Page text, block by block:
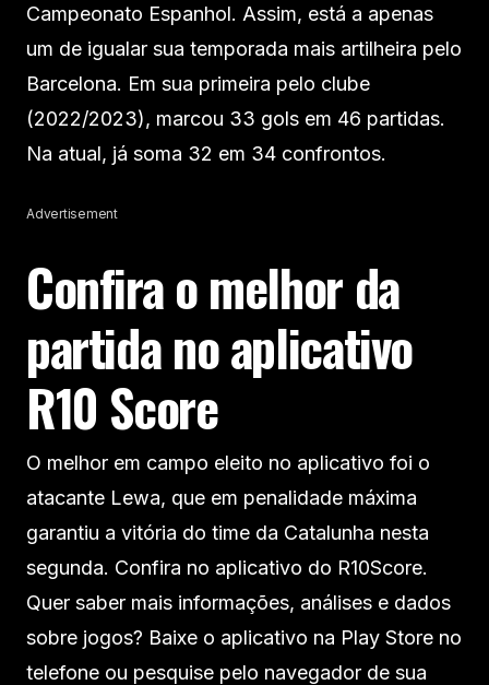
Campeonato Espanhol. Assim, está a apenas
um de igualar sua temporada mais artilheira pelo
Barcelona. Em sua primeira pelo clube
(2022/2023), marcou 33 gols em 46 partidas.
Na atual, já soma 32 em 34 confrontos.
Advertisement
Confira o melhor da
partida no aplicativo
R10 Score
O melhor em campo eleito no aplicativo foi o
atacante Lewa, que em penalidade máxima
garantiu a vitória do time da Catalunha nesta
segunda. Confira no aplicativo do R10Score.
Quer saber mais informações, análises e dados
sobre jogos? Baixe o aplicativo na Play Store no
telefone ou pesquise pelo navegador de sua